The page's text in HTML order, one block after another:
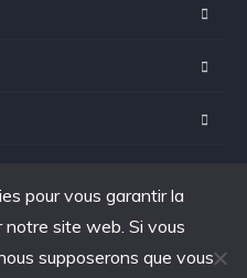
à Auto Web Negoce.
pour vous garantir la
notre site web. Si vous
supposerons que vous